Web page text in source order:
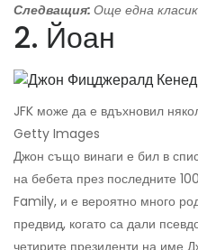
Следващия: Още една
2. Йоан
JFK може да е вдъхновил
Getty Images
Джон също винаги е бил в
на бебета през последните
Family, и е вероятно много
предвид, когато са дали